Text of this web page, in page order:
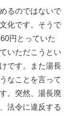
るのではないで
化です。そうで
円とっていた
いただこうとい
です。また湯長
なことを言って
。突然、湯長廃
法令に違反する